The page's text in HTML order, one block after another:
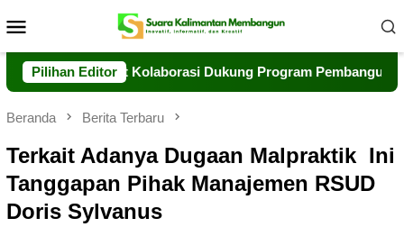
ke
Mobile
Pilihan Editor
Perkuat Kolaborasi Dukung Program Pembangunan
Beranda Berita Terbaru
Terkait Adanya Dugaan Malpraktik Ini
Tanggapan Pihak Manajemen RSUD
Doris Sylvanus